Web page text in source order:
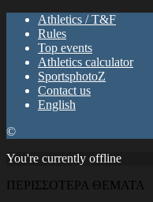
Athletics / T&F
Rules
Top events
Athletics calculator
SportsphotoZ
Contact us
English
©
You're currently offline
ΠΕΡΙΣΣΟΤΕΡΑ ΘΕΜΑΤΑ